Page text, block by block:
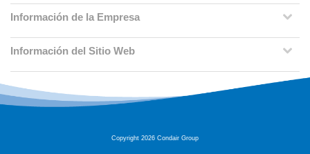
Información de la Empresa
Información del Sitio Web
Copyright 2026 Condair Group